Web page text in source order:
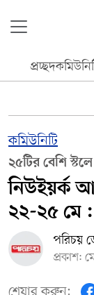
প্রচ্ছদ
কমিউনিটি
২৫টির বেশি
নিউইয়র্ক
২২-২৫ মে :
পরিচয়
প্রকাশ: